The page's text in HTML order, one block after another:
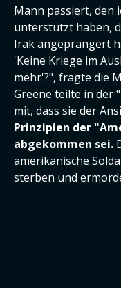
Mann passiert, den
unterstützt haben,
Irak angeprangert
'Keine Kriege im
mehr'?", fragte die
Greene teilte in der
mit, dass sie der
Prinzipien der
abgekommen sei.
amerikanische
sterben und